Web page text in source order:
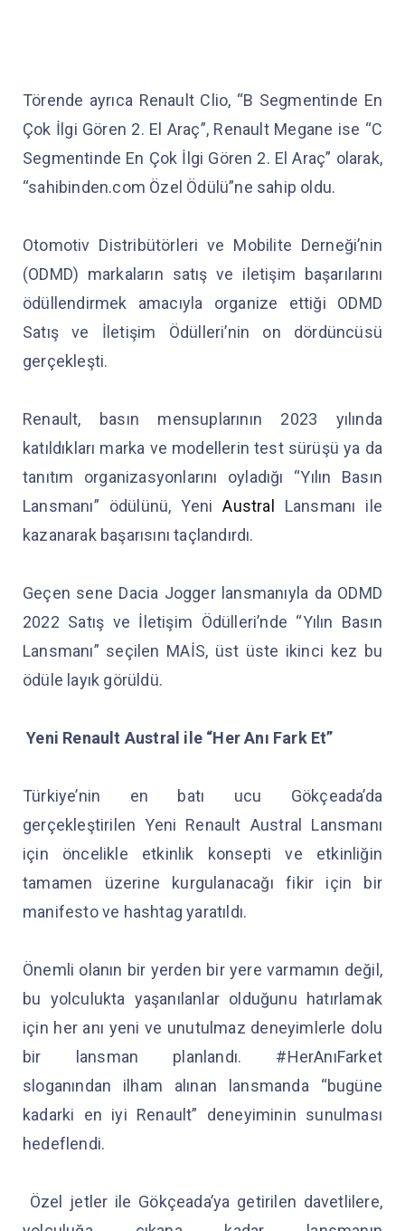
Törende ayrıca Renault Clio, “B Segmentinde En
Çok İlgi Gören 2. El Araç”, Renault Megane ise “C
Segmentinde En Çok İlgi Gören 2. El Araç” olarak,
“sahibinden.com Özel Ödülü”ne sahip oldu.
Otomotiv Distribütörleri ve Mobilite Derneği’nin
(ODMD) markaların satış ve iletişim başarılarını
ödüllendirmek amacıyla organize ettiği ODMD
Satış ve İletişim Ödülleri’nin on dördüncüsü
gerçekleşti.
Renault, basın mensuplarının 2023 yılında
katıldıkları marka ve modellerin test sürüşü ya da
tanıtım organizasyonlarını oyladığı “Yılın Basın
Lansmanı” ödülünü, YeniAustral
Lansmanı ile
kazanarak başarısını taçlandırdı.
Geçen sene Dacia Jogger lansmanıyla da ODMD
2022 Satış ve İletişim Ödülleri’nde “Yılın Basın
Lansmanı” seçilen MAİS, üst üste ikinci kez bu
ödüle layık görüldü.
Yeni Renault Austral ile “Her Anı Fark Et”
Türkiye’nin en batı ucu Gökçeada’da
gerçekleştirilen Yeni Renault Austral Lansmanı
için öncelikle etkinlik konsepti ve etkinliğin
tamamen üzerine kurgulanacağı fikir için bir
manifesto ve hashtag yaratıldı.
Önemli olanın bir yerden bir yere varmamın değil,
bu yolculukta yaşanılanlar olduğunu hatırlamak
için her anı yeni ve unutulmaz deneyimlerle dolu
bir lansman planlandı. #HerAnıFarket
sloganından ilham alınan lansmanda “bugüne
kadarki en iyi Renault” deneyiminin sunulması
hedeflendi.
Özel jetler ile Gökçeada’ya getirilen davetlilere,